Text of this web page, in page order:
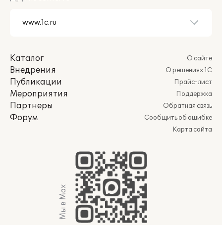
Каталог
Внедрения
Публикации
Мероприятия
Партнеры
Форум
О сайте
О решениях 1С
Прайс-лист
Поддержка
Обратная связь
Сообщить об ошибке
Карта сайта
Мы в Max